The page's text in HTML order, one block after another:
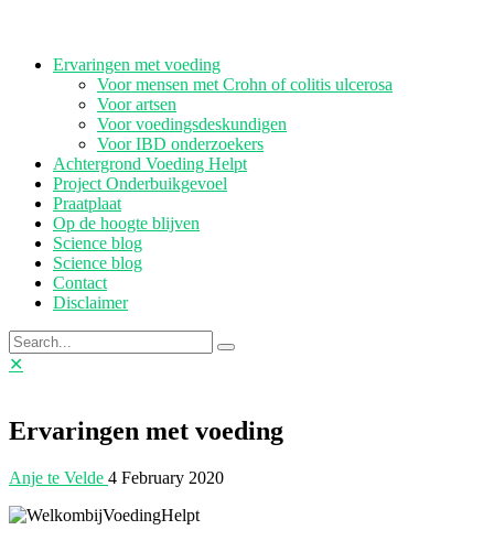
Ervaringen met voeding
Voor mensen met Crohn of colitis ulcerosa
Voor artsen
Voor voedingsdeskundigen
Voor IBD onderzoekers
Achtergrond Voeding Helpt
Project Onderbuikgevoel
Praatplaat
Op de hoogte blijven
Science blog
Science blog
Contact
Disclaimer
✕
Ervaringen met voeding
Anje te Velde 4 February 2020